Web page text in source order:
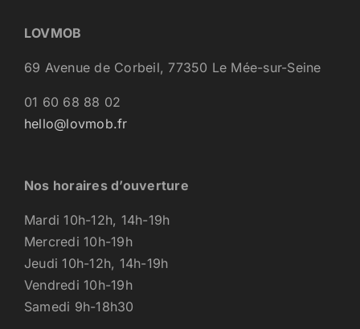
LOVMOB
69 Avenue de Corbeil, 77350 Le Mée-sur-Seine
01 60 68 88 02
hello@lovmob.fr
Nos horaires d’ouverture
Mardi 10h-12h, 14h-19h
Mercredi 10h-19h
Jeudi 10h-12h, 14h-19h
Vendredi 10h-19h
Samedi 9h-18h30